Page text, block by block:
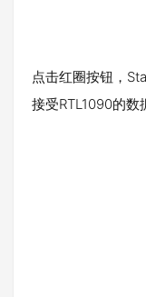
点击红圈按钮，
接受RTL1090的数